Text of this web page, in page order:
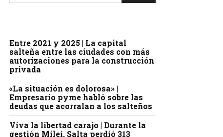
Entre 2021 y 2025 | La capital
salteña entre las ciudades con más
autorizaciones para la construcción
privada
«La situación es dolorosa» |
Empresario pyme habló sobre las
deudas que acorralan a los salteños
Viva la libertad carajo | Durante la
gestión Milei, Salta perdió 313